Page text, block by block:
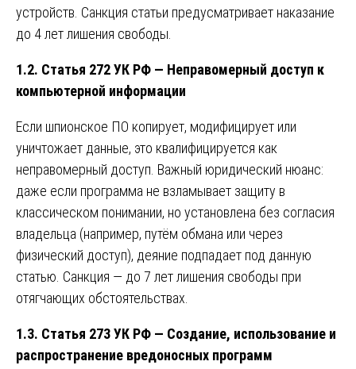
устройств. Санкция статьи предусматривает наказание
до 4 лет лишения свободы.
1.2. Статья 272 УК РФ — Неправомерный доступ к
компьютерной информации
Если шпионское ПО копирует, модифицирует или
уничтожает данные, это квалифицируется как
неправомерный доступ. Важный юридический нюанс:
даже если программа не взламывает защиту в
классическом понимании, но установлена без согласия
владельца (например, путём обмана или через
физический доступ), деяние подпадает под данную
статью. Санкция — до 7 лет лишения свободы при
отягчающих обстоятельствах.
1.3. Статья 273 УК РФ — Создание, использование и
распространение вредоносных программ